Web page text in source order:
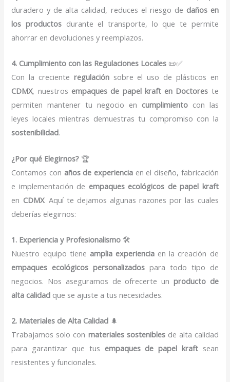
duradero y de alta calidad, reduces el riesgo de daños en
los productos durante el transporte, lo que te permite
ahorrar en devoluciones y reemplazos.
4. Cumplimiento con las Regulaciones Locales 📜✅
Con la creciente regulaciónsobre el uso de plásticos en
CDMX, nuestros empaques de papel kraft en Doctores te
permiten mantener tu negocio en cumplimientocon las
leyes locales mientras demuestras tu compromiso con la
sostenibilidad.
¿Por qué Elegirnos? 🏆
Contamos con años de experiencia en el diseño, fabricación
e implementación de empaques ecológicos de papel kraft
en CDMX. Aquí te dejamos algunas razones por las cuales
deberías elegirnos:
1. Experiencia y Profesionalismo 🛠️
Nuestro equipo tiene amplia experiencia en la creación de
empaques ecológicos personalizados para todo tipo de
negocios. Nos aseguramos de ofrecerte un producto de
alta calidad que se ajuste a tus necesidades.
2. Materiales de Alta Calidad 🌲
Trabajamos solo con materiales sosteniblesde alta calidad
para garantizar que tus empaques de papel kraftsean
resistentes y funcionales.